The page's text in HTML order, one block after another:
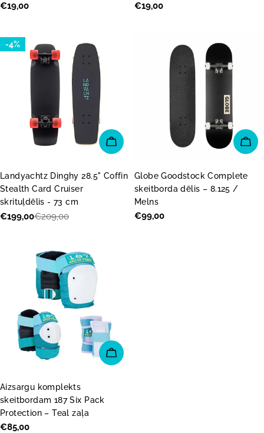
Parastā
€19,00
Parastā
€19,00
-4%
PIEVIENOT GROZAM
Landyachtz Dinghy 28.5" Coffin
Stealth Card Cruiser
skrituļdēlis - 73 cm
Akcijas
€199,00
Parastā€209,00
Globe Goodstock Complete
skeitborda dēlis – 8.125 /
Melns
Parastā
€99,00
IZVĒLĒTIES OPCIJAS
Aizsargu komplekts
skeitbordam 187 Six Pack
Protection – Teal zaļa
Parastā
€85,00